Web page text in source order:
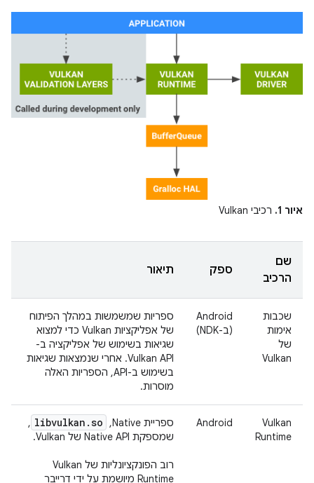
איור 1. רכיבי Vulkan
שם
הרכיב
ספק תיאור
שכבות
אימות
של
Vulkan
‫Android
(ב-NDK)
ספריות שמשמשות במהלך הפיתוח
של אפליקציות Vulkan כדי למצוא
שגיאות בשימוש של אפליקציה ב-
Vulkan API. אחרי שנמצאות שגיאות
בשימוש ב-API, הספריות האלה
מוסרות.
Vulkan
Runtime
Android ספריית Native‏, libvulkan .so
,
שמספקת Native API של Vulkan.
רוב הפונקציונליות של Vulkan
Runtime מיושמת על ידי דרייבר